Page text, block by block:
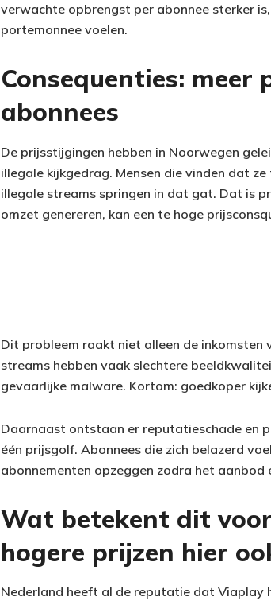
verwachte opbrengst per abonnee sterker
portemonnee voelen.
Consequenties:
abonnees
De prijsstijgingen hebben in Noorwegen
illegale kijkgedrag. Mensen die vinden dat
illegale streams springen in dat gat. Dat is
omzet genereren, kan een te hoge
Dit probleem raakt niet alleen de inkomsten
streams hebben vaak slechtere
gevaarlijke malware. Kortom: goedkoper
Daarnaast ontstaan er reputatieschade en
één prijsgolf. Abonnees die zich belazerd
abonnementen opzeggen zodra het aanbod
Wat betekent dit
hogere prijzen hier
Nederland heeft al de reputatie dat Viaplay